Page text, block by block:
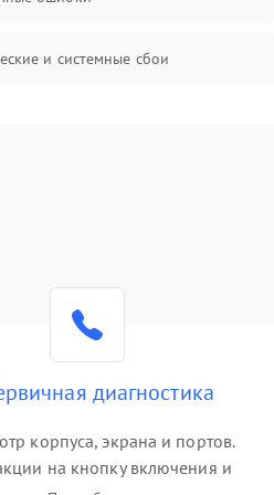
и системные сбои
диагностика
корпуса, экрана и портов.
на кнопку включения и